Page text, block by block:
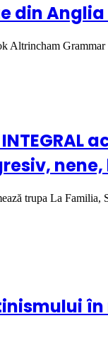
din
Altrincham
trupa La Familia,